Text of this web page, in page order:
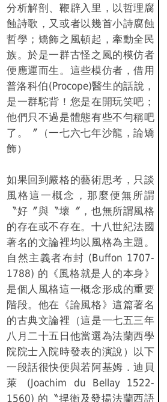
分析解剖、鞭辟入里，以哲理腐
蝕詩歌，又或者以幾首小詩腐蝕
哲學；矯飾之風頓起，牽動全民
族。於是一群古怪之風的模仿者
便應運而生。這些模仿者，借用
普洛科伯(Procope)醫生的話說，
是一群駝背！您是在開玩笑吧；
他們只不過是體態有些不勻稱吧
了。〞（一七六七年沙龍，論矯
飾）
如果回到嚴格的藝術思考，只談
風格這一概念，那麼便無所謂
〝好〞與〝壞〞，也無所謂風格
的存在或不存在。十八世紀法國
著名的文論裡均以風格為主題。
自然主義者布封 (Buffon 1707-
1788) 的《風格就是人的本身》
是個人風格這一概念形成的重要
階段。他在《論風格》這篇著名
的古典文論裡（這是一七五三年
八月二十五日他當選為法蘭西學
院院士入院時發表的演說）以下
一段話很快便與若阿基姆．迪貝
萊 (Joachim du Bellay 1522-
1560) 的〝捍衛及發揚法蘭西語